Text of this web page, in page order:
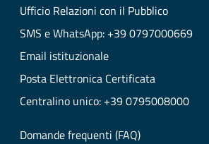
Ufficio Relazioni con il Pubblico
SMS e WhatsApp: +39 0797000669
Email istituzionale
Posta Elettronica Certificata
Centralino unico: +39 0795008000
Domande frequenti (FAQ)